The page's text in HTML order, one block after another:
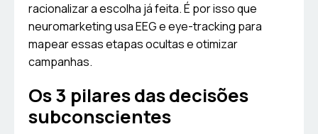
racionalizar a escolha já feita. É por isso que
neuromarketing usa EEG e eye-tracking para
mapear essas etapas ocultas e otimizar
campanhas.
Os 3 pilares das decisões
subconscientes